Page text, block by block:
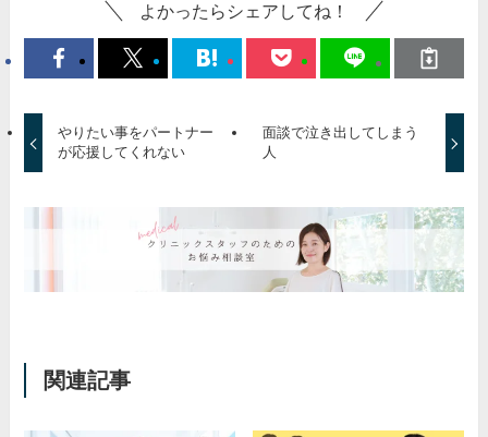
よかったらシェアしてね！
やりたい事をパートナー
が応援してくれない
面談で泣き出してしまう
人
関連記事